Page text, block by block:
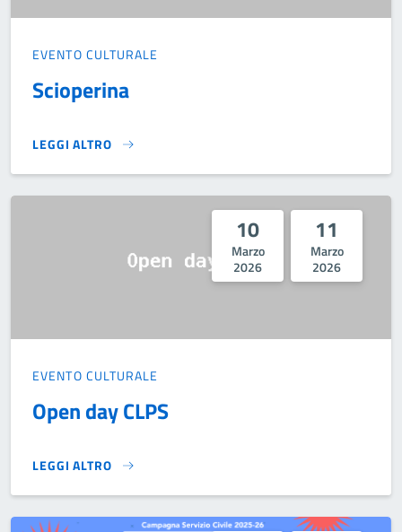
EVENTO CULTURALE
Scioperina
LEGGI ALTRO
SCIOPERINA}
10
Marzo
2026
11
Marzo
2026
EVENTO CULTURALE
Open day CLPS
LEGGI ALTRO
OPEN DAY CLPS}